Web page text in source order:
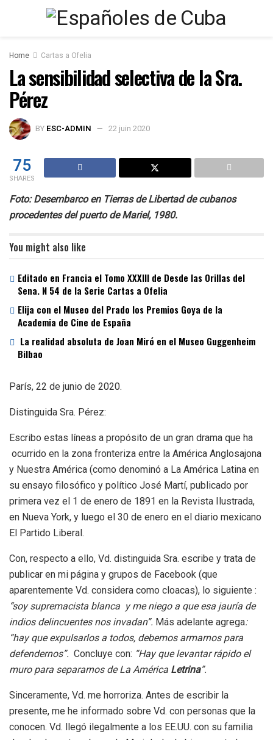
Home Cartas a Ofelia
La sensibilidad selectiva de la Sra.
Pérez
BY ESC-ADMIN 22 juin 2020
75
SHARES
Foto: Desembarco en Tierras de Libertad de cubanos
procedentes del puerto de Mariel, 1980.
You might also like
Editado en Francia el Tomo XXXIII de Desde las Orillas del
Sena. N 54 de la Serie Cartas a Ofelia
Elija con el Museo del Prado los Premios Goya de la
Academia de Cine de España
La realidad absoluta de Joan Miró en el Museo Guggenheim
Bilbao
París, 22 de junio de 2020.
Distinguida Sra. Pérez:
Escribo estas líneas a propósito de un gran drama que ha
ocurrido en la zona fronteriza entre la América Anglosajona
y Nuestra América (como denominó a La América Latina en
su ensayo filosófico y político José Martí, publicado por
primera vez el 1 de enero de 1891 en la Revista Ilustrada,
en Nueva York, y luego el 30 de enero en el diario mexicano
El Partido Liberal.
Con, respecto a ello, Vd. distinguida Sra. escribe y trata de
publicar en mi página y grupos de Facebook (que
aparentemente Vd. considera como cloacas), lo siguiente :
“soy supremacista blanca y me niego a que esa jauría de
indios delincuentes nos invadan”. Más adelante agrega:
“hay que expulsarlos a todos, debemos armarnos para
defendernos”. Concluye con: “Hay que levantar rápido el
muro para separarnos de La América Letrina”.
Sinceramente, Vd. me horroriza. Antes de escribir la
presente, me he informado sobre Vd. con personas que la
conocen. Vd. llegó ilegalmente a los EE.UU. con su familia